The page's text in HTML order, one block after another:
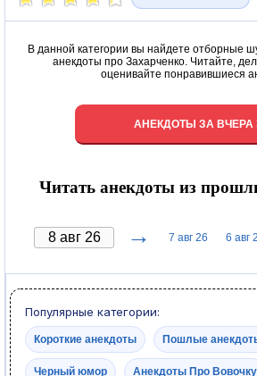
В данной категории вы найдете отборные
анекдоты про Захарченко. Читайте,
оценивайте понравившиеся
АНЕКДОТЫ ЗА ВЧЕРА
Читать анекдоты из
→ 7 авг 26 6 авг
Популярные категории:
Короткие анекдоты Пошлые
Черный юмор Анекдоты Про Вовочку